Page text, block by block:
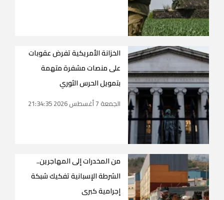
الخزانة الأمريكية تفرض عقوبات
على منصات مشفرة متهمة
بتمويل الحرس الثوري
الجمعة 7 أغسطس 2026 21:34:35
من المخدرات إلى المهاجرين..
الشرطة الإسبانية تفكيك شبكة
إجرامية كبرى